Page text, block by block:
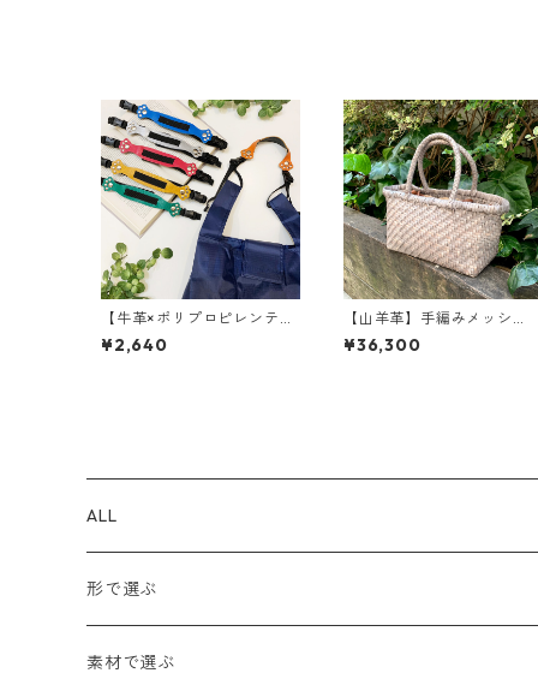
【牛革×ポリプロピレンテー
プ】にゃんともかわいいあ
とからショルニャー〈22色
¥2,640
【山羊革】手編みメッシ
ュ シンプルトートバッグ
サイズ<5色展開> 軽い
¥36,300
ALL
形で選ぶ
トートバッグ
素材で選ぶ